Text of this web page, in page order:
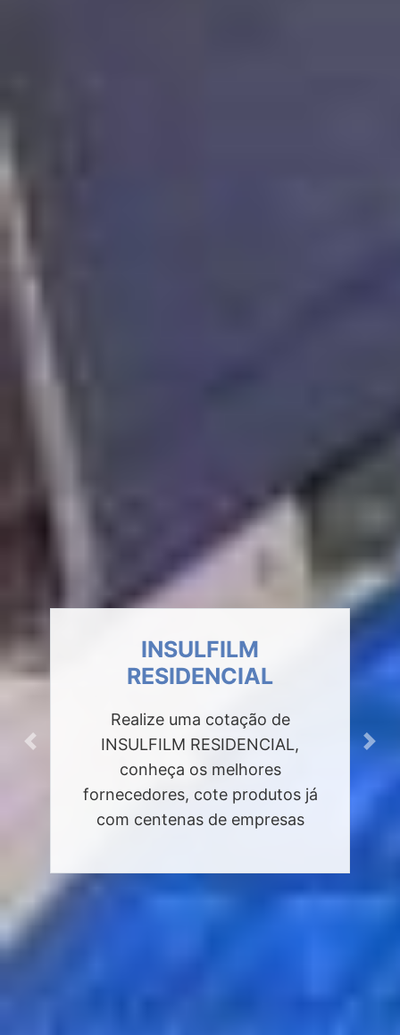
INSULFILM
RESIDENCIAL
Realize uma cotação de
INSULFILM RESIDENCIAL,
conheça os melhores
fornecedores, cote produtos já
com centenas de empresas
Previous Next